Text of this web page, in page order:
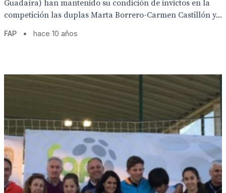
Guadaíra) han mantenido su condición de invictos en la
competición las duplas Marta Borrero-Carmen Castillón y...
FAP • hace 10 años